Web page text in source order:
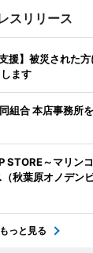
スリリース
援】被災された
ます
組合 本店事務所
STORE～マリン
秋葉原オノデン
もっと見る